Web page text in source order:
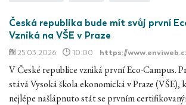
Česká republika bude mít svůj první
Vzniká na VŠE v Praze
25.03.2026 10:00 https://
V České republice vzniká první Eco-Campus.
stává Vysoká škola ekonomická v Praze (VŠE),
nejlépe našlápnuto stát se prvním